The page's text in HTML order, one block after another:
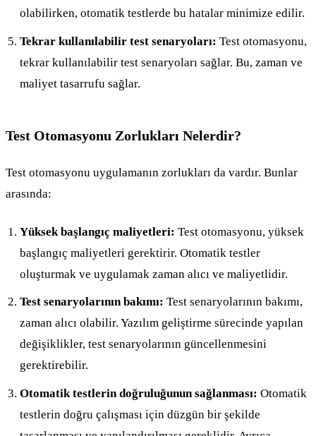
olabilirken, otomatik testlerde bu hatalar minimize edilir.
Tekrar kullanılabilir test senaryoları: Test otomasyonu,
tekrar kullanılabilir test senaryoları sağlar. Bu, zaman ve
maliyet tasarrufu sağlar.
Test Otomasyonu Zorlukları Nelerdir?
Test otomasyonu uygulamanın zorlukları da vardır. Bunlar
arasında:
Yüksek başlangıç maliyetleri: Test otomasyonu, yüksek
başlangıç maliyetleri gerektirir. Otomatik testler
oluşturmak ve uygulamak zaman alıcı ve maliyetlidir.
Test senaryolarının bakımı: Test senaryolarının bakımı,
zaman alıcı olabilir. Yazılım geliştirme sürecinde yapılan
değişiklikler, test senaryolarının güncellenmesini
gerektirebilir.
Otomatik testlerin doğruluğunun sağlanması: Otomatik
testlerin doğru çalışması için düzgün bir şekilde